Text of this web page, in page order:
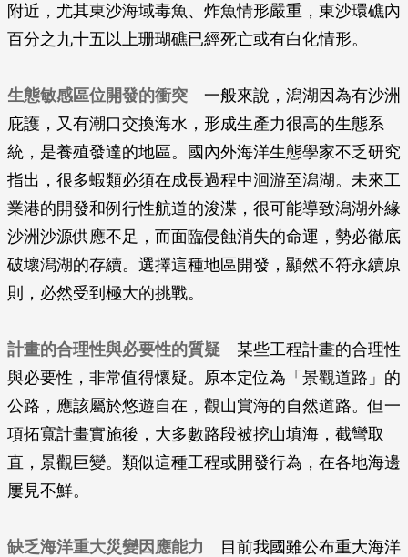
附近，尤其東沙海域毒魚、炸魚情形嚴重，東沙環礁內
百分之九十五以上珊瑚礁已經死亡或有白化情形。
生態敏感區位開發的衝突 一般來說，潟湖因為有沙洲
庇護，又有潮口交換海水，形成生產力很高的生態系
統，是養殖發達的地區。國內外海洋生態學家不乏研究
指出，很多蝦類必須在成長過程中洄游至潟湖。未來工
業港的開發和例行性航道的浚渫，很可能導致潟湖外緣
沙洲沙源供應不足，而面臨侵蝕消失的命運，勢必徹底
破壞潟湖的存續。選擇這種地區開發，顯然不符永續原
則，必然受到極大的挑戰。
計畫的合理性與必要性的質疑 某些工程計畫的合理性
與必要性，非常值得懷疑。原本定位為「景觀道路」的
公路，應該屬於悠遊自在，觀山賞海的自然道路。但一
項拓寬計畫實施後，大多數路段被挖山填海，截彎取
直，景觀巨變。類似這種工程或開發行為，在各地海邊
屢見不鮮。
缺乏海洋重大災變因應能力 目前我國雖公布重大海洋